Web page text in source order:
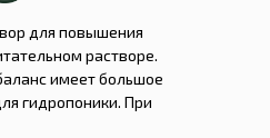
для повышения
растворе.
имеет большое
гидропоники. При